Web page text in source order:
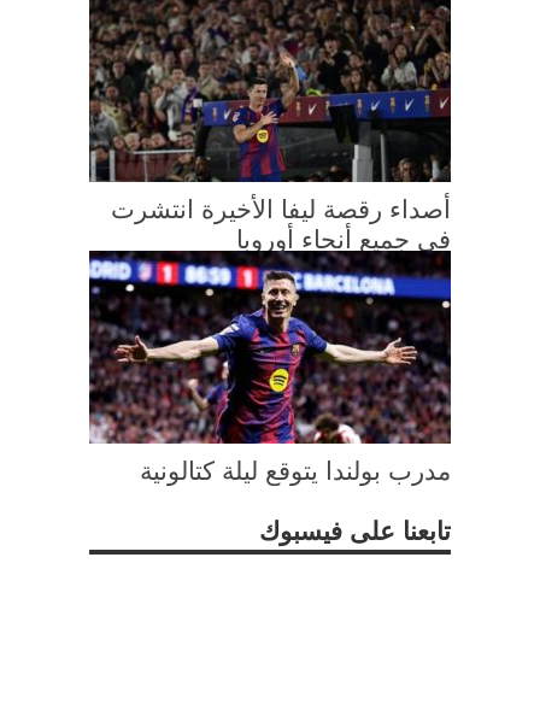
أصداء رقصة ليفا الأخيرة انتشرت
في جميع أنحاء أوروبا
مدرب بولندا يتوقع ليلة كتالونية
تابعنا على فيسبوك